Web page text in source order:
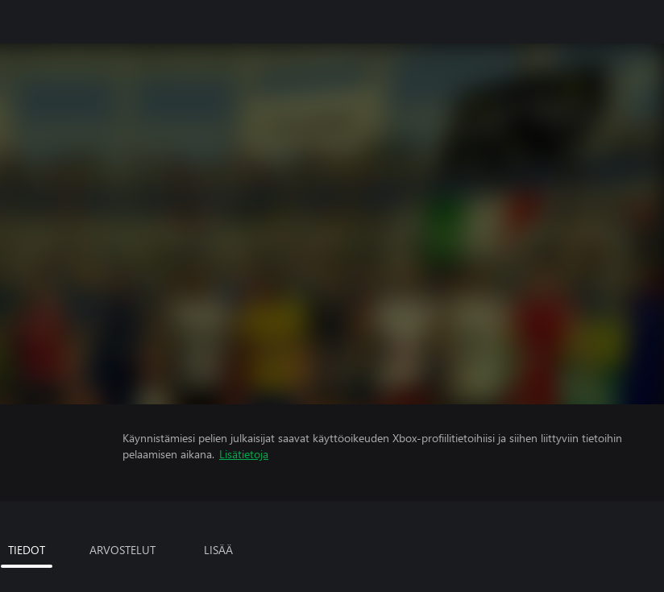
Käynnistämiesi pelien julkaisijat saavat käyttöoikeuden Xbox-profiilitietoihiisi ja siihen liittyviin tietoihin
pelaamisen aikana. Lisätietoja
TIEDOT ARVOSTELUT LISÄÄ